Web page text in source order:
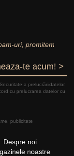
uri, promitem
te acum! >
a prelucrăriidatelor
cu prelucrarea datelor cu
publicitate
Despre noi
noastre